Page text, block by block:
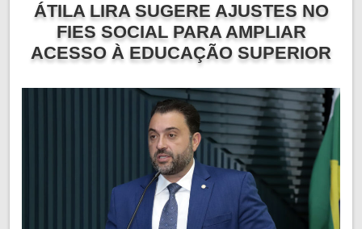
ÁTILA LIRA SUGERE AJUSTES NO
FIES SOCIAL PARA AMPLIAR
ACESSO À EDUCAÇÃO SUPERIOR